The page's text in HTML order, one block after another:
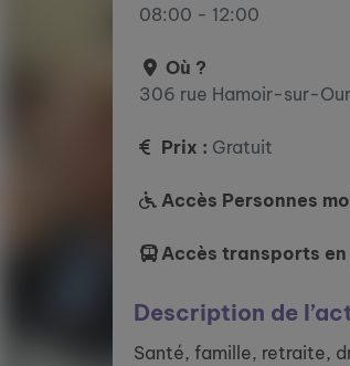
08:00 - 12:00
Où ?
306 rue Hamoir-sur-
Prix : Gratuit
Accès Personnes
Accès transports en
Description de
Santé, famille, retraite,